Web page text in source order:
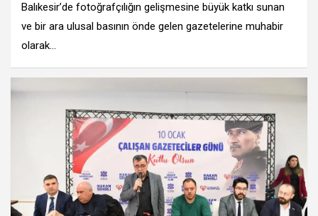
Balıkesir’de fotoğrafçılığın gelişmesine büyük katkı sunan
ve bir ara ulusal basının önde gelen gazetelerine muhabir
olarak…